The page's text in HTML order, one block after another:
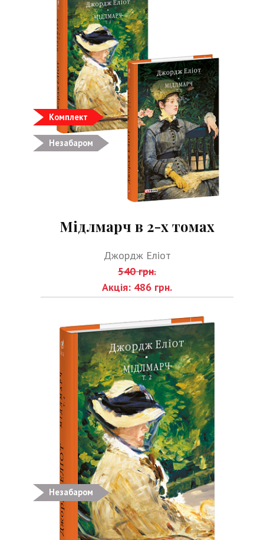
Незабаром
Комплект
Мідлмарч в 2-х томах
Джордж Еліот
540 грн.
Акція: 486 грн.
Незабаром